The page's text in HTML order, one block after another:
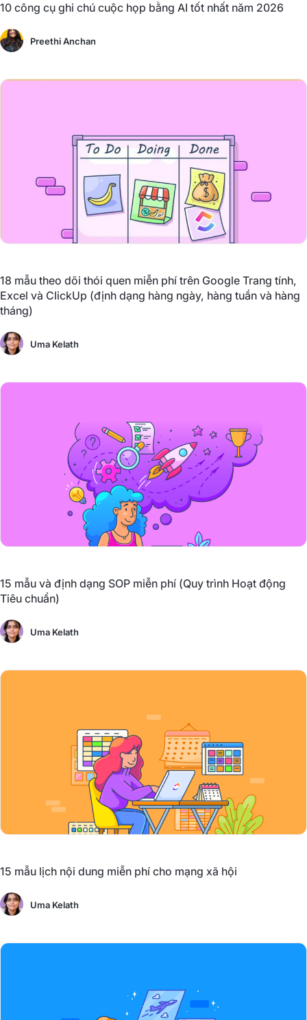
10 công cụ ghi chú cuộc họp bằng AI tốt nhất năm 2026
Preethi Anchan
18 mẫu theo dõi thói quen miễn phí trên Google Trang tính,
Excel và ClickUp (định dạng hàng ngày, hàng tuần và hàng
tháng)
Uma Kelath
15 mẫu và định dạng SOP miễn phí (Quy trình Hoạt động
Tiêu chuẩn)
Uma Kelath
15 mẫu lịch nội dung miễn phí cho mạng xã hội
Uma Kelath